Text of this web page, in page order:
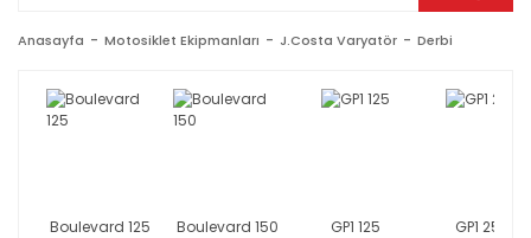
Anasayfa Motosiklet Ekipmanları J.Costa Varyatör Derbi
Boulevard 125 Boulevard 150 GP1 125 GP1 250